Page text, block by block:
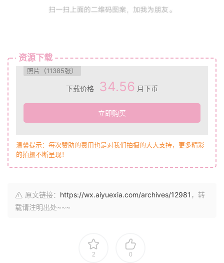
资源下载
照片（11385张）
下载价格 34.56 月下币
立即购买
温馨提示：每次赞助的费用也是对我们拍摄的大大支持，更多精彩
的拍摄不断呈现！
原文链接： https://wx.aiyuexia.com/archives/12981 ，转
载请注明出处~~~
2 0